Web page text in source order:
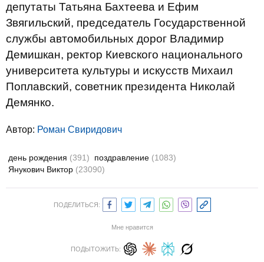
депутаты Татьяна Бахтеева и Ефим
Звягильский, председатель Государственной
службы автомобильных дорог Владимир
Демишкан, ректор Киевского национального
университета культуры и искусств Михаил
Поплавский, советник президента Николай
Демянко.
Автор: Роман Свиридович
день рождения (391) поздравление (1083)
Янукович Виктор (23090)
ПОДЕЛИТЬСЯ:
Мне нравится
ПОДЫТОЖИТЬ: